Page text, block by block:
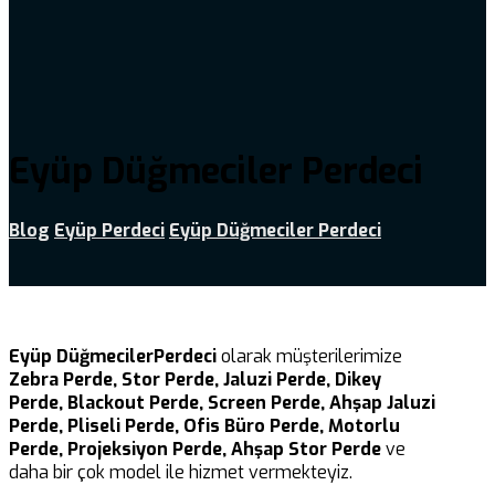
Eyüp Düğmeciler Perdeci
Blog Eyüp Perdeci Eyüp Düğmeciler Perdeci
Eyüp DüğmecilerPerdeciolarak müşterilerimize
Zebra Perde, Stor Perde, Jaluzi Perde, Dikey
Perde, Blackout Perde, Screen Perde, Ahşap Jaluzi
Perde, Pliseli Perde, Ofis Büro Perde, Motorlu
Perde, Projeksiyon Perde, Ahşap Stor Perdeve
daha bir çok model ile hizmet vermekteyiz.